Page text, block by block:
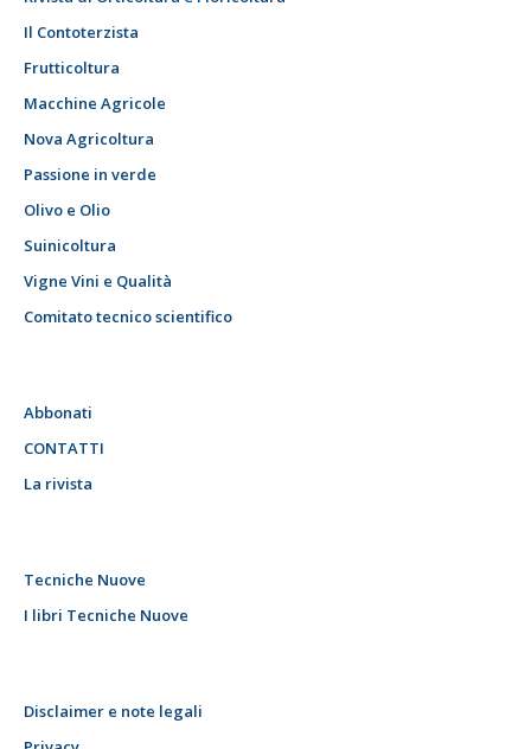
Il Contoterzista
Frutticoltura
Macchine Agricole
Nova Agricoltura
Passione in verde
Olivo e Olio
Suinicoltura
Vigne Vini e Qualità
Comitato tecnico scientifico
Abbonati
CONTATTI
La rivista
Tecniche Nuove
I libri Tecniche Nuove
Disclaimer e note legali